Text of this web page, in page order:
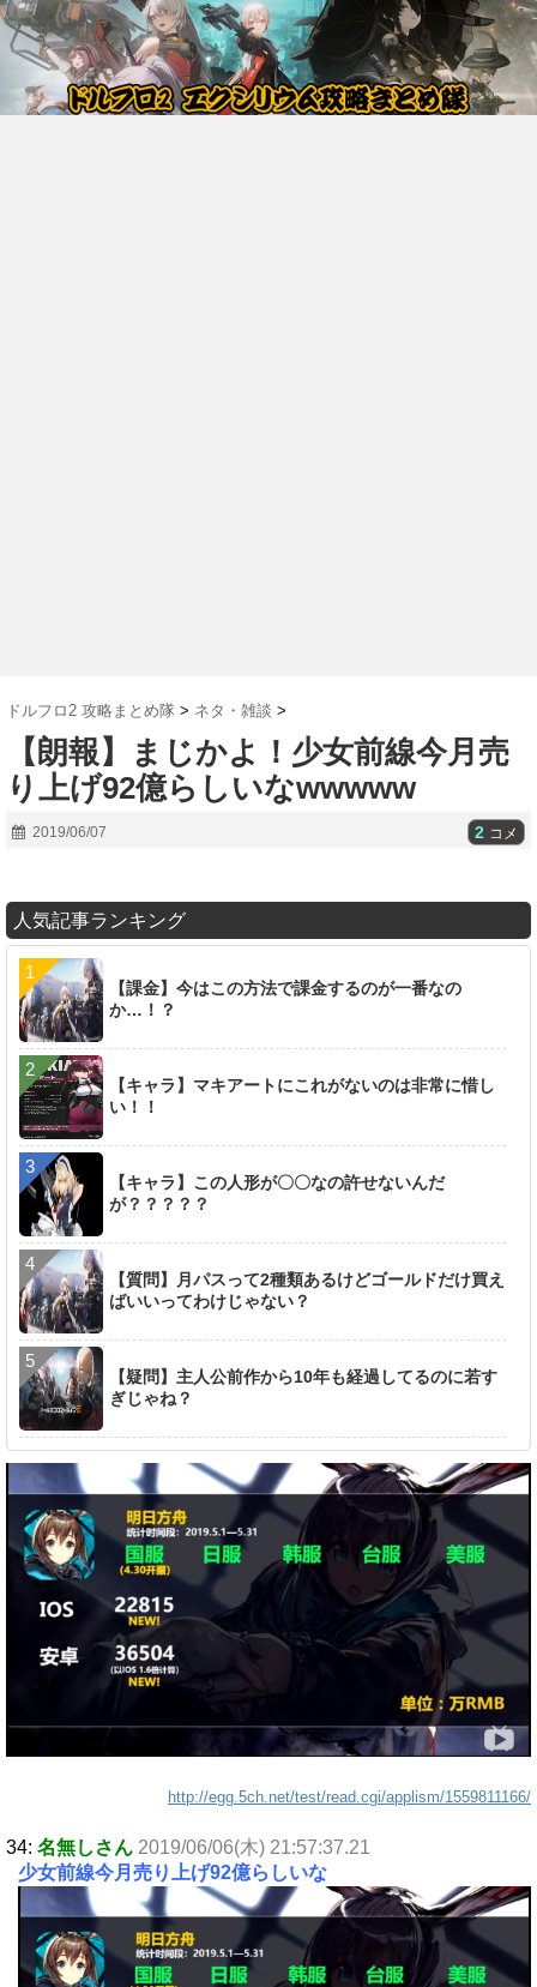
ドルフロ2 攻略まとめ隊 > ネタ・雑談 >
【朗報】まじかよ！少女前線今月売
り上げ92億らしいなwwwww
2019/06/07 2 コメ
人気記事ランキング
【課金】今はこの方法で課金するのが一番なの
か…！？
【キャラ】マキアートにこれがないのは非常に惜し
い！！
【キャラ】この人形が〇〇なの許せないんだ
が？？？？？
【質問】月パスって2種類あるけどゴールドだけ買え
ばいいってわけじゃない？
【疑問】主人公前作から10年も経過してるのに若す
ぎじゃね？
http://egg.5ch.net/test/read.cgi/applism/1559811166/
34: 名無しさん 2019/06/06(木) 21:57:37.21
少女前線今月売り上げ92億らしいな